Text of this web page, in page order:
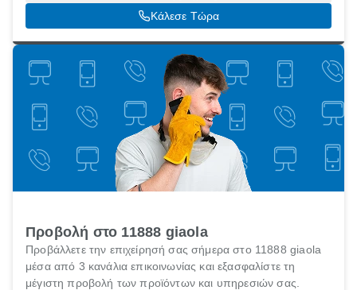
Κάλεσε Τώρα
Προβολή στο 11888 giaola
Προβάλλετε την επιχείρησή σας σήμερα στο 11888 giaola
μέσα από 3 κανάλια επικοινωνίας και εξασφαλίστε τη
μέγιστη προβολή των προϊόντων και υπηρεσιών σας.